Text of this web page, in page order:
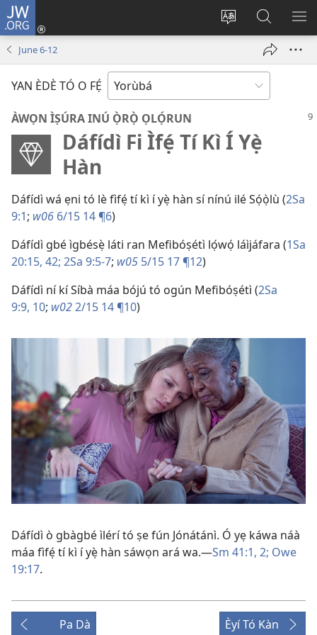
JW.ORG
Yí
pa
Wọlé
(opens
Wa
JW.ORG
June 6-12
YAN ÈDÈ TÓ O FẸ́
ÀWỌN ÌṢÚRA INÚ Ọ̀RỌ̀ ỌLỌ́RUN
Dáfídì Fi Ìfẹ́ Tí Kì Í Yẹ̀
Hàn
Dáfídì wá ẹni tó lè fìfẹ́ tí kì í yẹ̀ hàn sí nínú ilé Sọ́ọ̀lù (2Sa
9:1; w06 6/15 14 ¶6)
Dáfídì gbé ìgbésẹ̀ láti ran Mefibóṣétì lọ́wọ́ láìjáfara (1Sa
20:15, 42; 2Sa 9:5-7; w05 5/15 17 ¶12)
Dáfídì ní kí Síbà máa bójú tó ogún Mefibóṣétì (2Sa
9:9, 10; w022/15 14 ¶10)
Dáfídì ò gbàgbé ìlérí tó ṣe fún Jónátánì. Ó yẹ káwa náà
máa fìfẹ́ tí kì í yẹ̀ hàn sáwọn ará wa.​—Sm 41:1, 2; Owe
19:17.
Pa Dà Èyí Tó Kàn